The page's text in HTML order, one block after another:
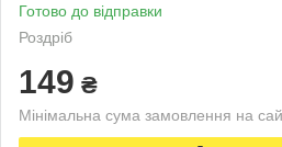
Готово до відправки
Роздріб
149 ₴
Мінімальна сума замовлення на